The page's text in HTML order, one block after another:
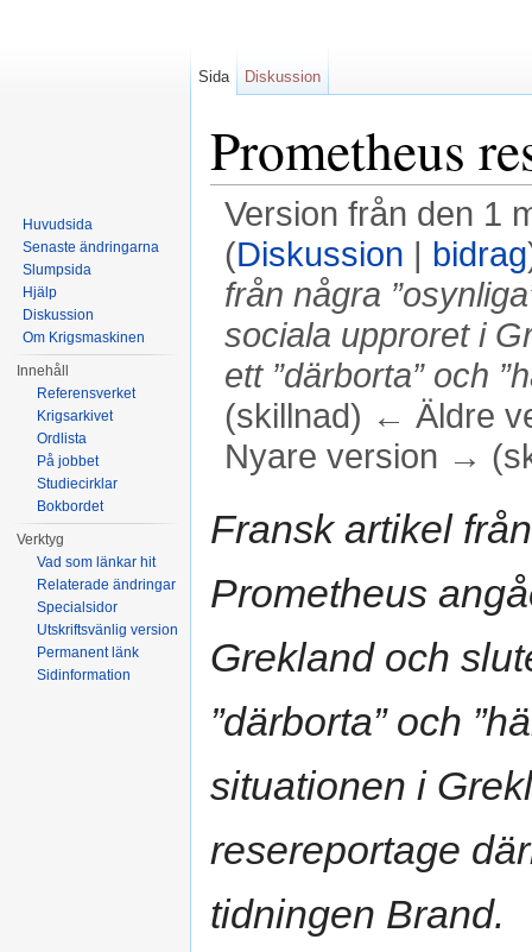
Prometheus
Version från den 1
(Diskussion | bidrag
från några
sociala upproret i
ett ”därborta” och
(skillnad) ← Äldre
Nyare version →
Fransk artikel
Prometheus
Grekland och
”därborta” och
situationen i
resereportage
tidningen Brand.
Sida Diskussion
Huvudsida
Senaste ändringarna
Slumpsida
Hjälp
Diskussion
Om Krigsmaskinen
Innehåll
Referensverket
Krigsarkivet
Ordlista
På jobbet
Studiecirklar
Bokbordet
Verktyg
Vad som länkar hit
Relaterade ändringar
Specialsidor
Utskriftsvänlig version
Permanent länk
Sidinformation